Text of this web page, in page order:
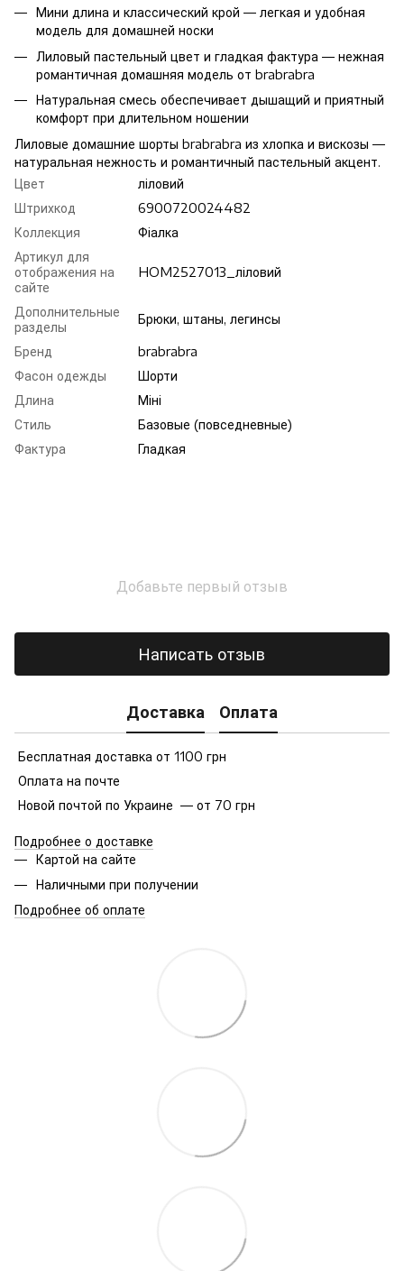
Мини длина и классический крой — легкая и удобная
модель для домашней носки
Лиловый пастельный цвет и гладкая фактура — нежная
романтичная домашняя модель от brabrabra
Натуральная смесь обеспечивает дышащий и приятный
комфорт при длительном ношении
Лиловые домашние шорты brabrabra из хлопка и вискозы —
натуральная нежность и романтичный пастельный акцент.
Цвет
ліловий
Штрихкод
6900720024482
Коллекция
Фіалка
Артикул для
отображения на
сайте
HOM2527013_ліловий
Дополнительные
разделы
Брюки, штаны, легинсы
Бренд
brabrabra
Фасон одежды
Шорти
Длина
Міні
Стиль
Базовые (повседневные)
Фактура
Гладкая
Добавьте первый отзыв
Написать отзыв
Доставка Оплата
Бесплатная доставка от 1100 грн
Оплата на почте
Новой почтой по Украине — от 70 грн
Подробнее о доставке
Картой на сайте
Наличными при получении
Подробнее об оплате